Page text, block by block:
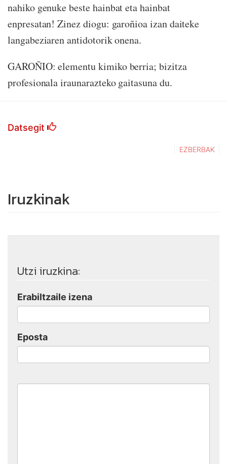
nahiko genuke beste hainbat eta hainbat
enpresatan! Zinez diogu: garoñioa izan daiteke
langabeziaren antidotorik onena.
GAROÑIO: elementu kimiko berria; bizitza
profesionala iraunarazteko gaitasuna du.
Datsegit
EZBERBAK
Iruzkinak
Utzi iruzkina:
Erabiltzaile izena
Eposta